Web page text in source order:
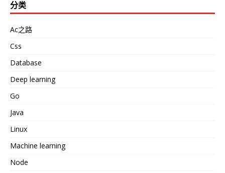
分类
Ac之路
Css
Database
Deep learning
Go
Java
Linux
Machine learning
Node